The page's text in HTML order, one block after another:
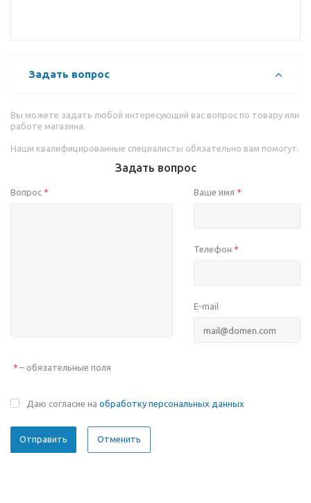
Задать вопрос
Вы можете задать любой интересующий вас вопрос по товару или
работе магазина.
Наши квалифицированные специалисты обязательно вам помогут.
Задать вопрос
Вопрос * Ваше имя *
Телефон *
E-mail
* – обязательные поля
Даю согласие на обработку персональных данных
Отменить